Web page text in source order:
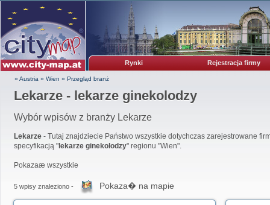
Rynki Rejestracja firmy
» Austria » Wien » Przegląd branż
Lekarze - lekarze ginekolodzy
Wybór wpisów z branży Lekarze
Lekarze - Tutaj znajdziecie Państwo wszystkie dotychczas zarejestrowane
specyfikacją " lekarze ginekolodzy" regionu "Wien".
Pokazaæ wszystkie
5 wpisy znaleziono - Pokaza� na mapie